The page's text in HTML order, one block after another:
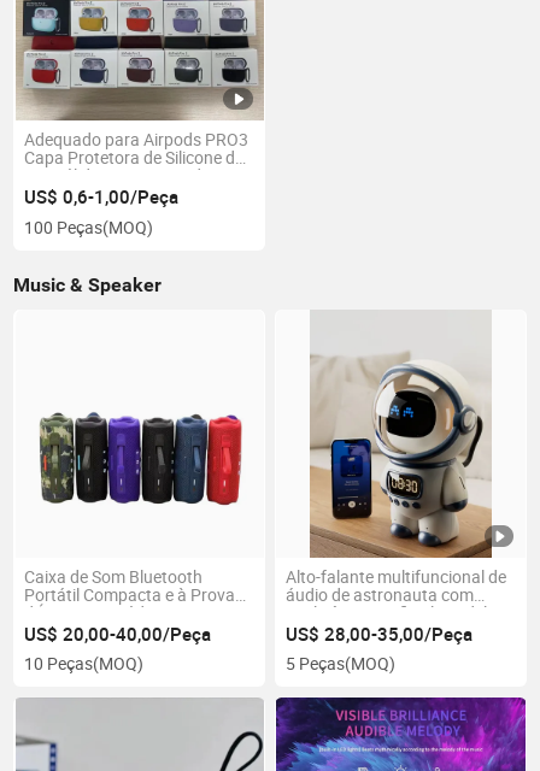
Adequado para Airpods PRO3
Capa Protetora de Silicone de
Cor Sólida para Fones de
Ouvido Bluetooth da Apple em
Uma Peça Espessa
US$ 0,6-1,00/Peça
100 Peças(MOQ)
Music & Speaker
Caixa de Som Bluetooth
Portátil Compacta e à Prova
d'Água com Rádio FM e USB
Elip 67
US$ 20,00-40,00/Peça
10 Peças(MOQ)
Alto-falante multifuncional de
áudio de astronauta com
inteligência artificial, modelo
grande, puff, Deepseek,
Bluetooth, cartão TF, relógio
despertador
US$ 28,00-35,00/Peça
5 Peças(MOQ)